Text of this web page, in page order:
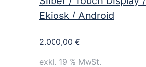
Ekiosk / Android
2.000,00 €
exkl. 19 % MwSt.